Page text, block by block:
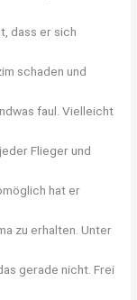
dass er sich
schaden und
faul. Vielleicht
Flieger und
hat er
zu erhalten. Unter
gerade nicht. Frei